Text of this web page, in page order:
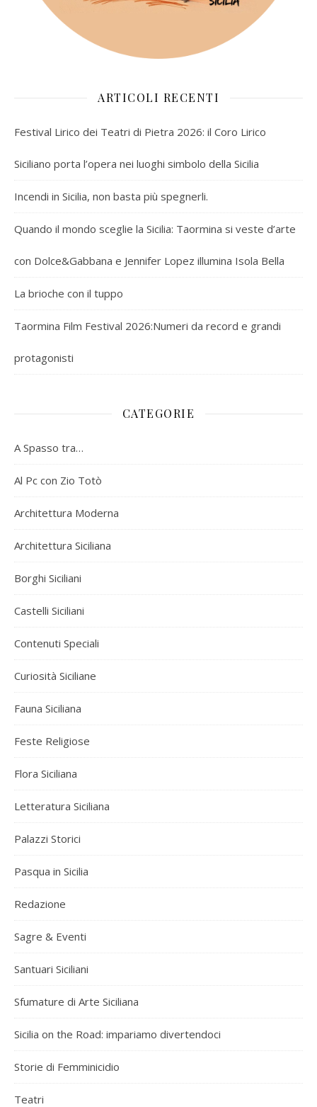
ARTICOLI RECENTI
Festival Lirico dei Teatri di Pietra 2026: il Coro Lirico
Siciliano porta l’opera nei luoghi simbolo della Sicilia
Incendi in Sicilia, non basta più spegnerli.
Quando il mondo sceglie la Sicilia: Taormina si veste d’arte
con Dolce&Gabbana e Jennifer Lopez illumina Isola Bella
La brioche con il tuppo
Taormina Film Festival 2026:Numeri da record e grandi
protagonisti
CATEGORIE
A Spasso tra…
Al Pc con Zio Totò
Architettura Moderna
Architettura Siciliana
Borghi Siciliani
Castelli Siciliani
Contenuti Speciali
Curiosità Siciliane
Fauna Siciliana
Feste Religiose
Flora Siciliana
Letteratura Siciliana
Palazzi Storici
Pasqua in Sicilia
Redazione
Sagre & Eventi
Santuari Siciliani
Sfumature di Arte Siciliana
Sicilia on the Road: impariamo divertendoci
Storie di Femminicidio
Teatri